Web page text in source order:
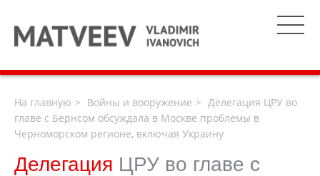
На главную Войны и вооружение
Делегация ЦРУ во
главе с Бернсом обсуждала в Москве проблемы в
Черноморском регионе, включая Украину
Делегация ЦРУ во главе с